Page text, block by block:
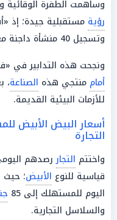
وساهمت الطفرة الوقائية
رؤية مستقبلية جيدة؛ إذ
وتسجيل 40 منشأة داجنة معزولة، ضد
ونجحت هذه التدابير في
أمام منتجي هذه الصناعة،
للأزمات البيئية القديمة.
أسعار البيض الأبيض
التجارة
واختتم التجاررصدهم
قياسية للنوع الأبيض؛ حيث
اليوم للمستهلك إلى 85
والسلاسل التجارية.